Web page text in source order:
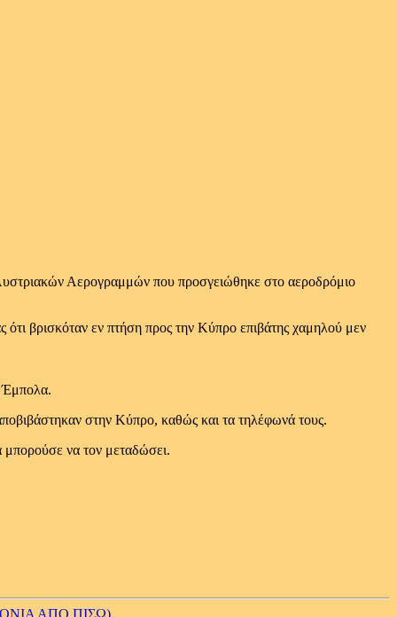
Αερογραμμών που προσγειώθηκε στο αεροδρόμιο
βρισκόταν εν πτήση προς την Κύπρο επιβάτης χαμηλού μεν
Έμπολα.
στην Κύπρο, καθώς και τα τηλέφωνά τους.
μπορούσε να τον μεταδώσει.
ΑΠΟ ΠΙΣΩ)